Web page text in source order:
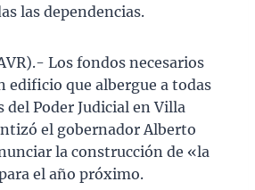
las dependencias.
Los fondos necesarios
edificio que albergue a todas
del Poder Judicial en Villa
el gobernador Alberto
la construcción de «la
el año próximo.